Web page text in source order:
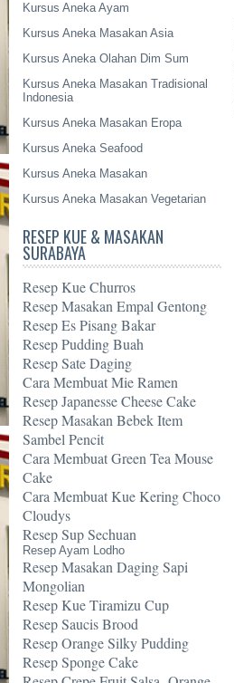
Kursus Aneka Ayam
Kursus Aneka Masakan Asia
Kursus Aneka Olahan Dim Sum
Kursus Aneka Masakan Tradisional
Indonesia
Kursus Aneka Masakan Eropa
Kursus Aneka Seafood
Kursus Aneka Masakan
Kursus Aneka Masakan Vegetarian
RESEP KUE & MASAKAN
SURABAYA
Resep Kue Churros
Resep Masakan Empal Gentong
Resep Es Pisang Bakar
Resep Pudding Buah
Resep Sate Daging
Cara Membuat Mie Ramen
Resep Japanesse Cheese Cake
Resep Masakan Bebek Item
Sambel Pencit
Cara Membuat Green Tea Mouse
Cake
Cara Membuat Kue Kering Choco
Cloudys
Resep Sup Sechuan
Resep Ayam Lodho
Resep Masakan Daging Sapi
Mongolian
Resep Kue Tiramizu Cup
Resep Saucis Brood
Resep Orange Silky Pudding
Resep Sponge Cake